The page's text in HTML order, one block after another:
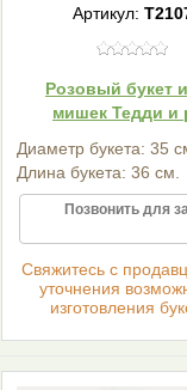
Артикул:
Розовый букет
мишек Тедди и
Диаметр букета: 35
Длина букета: 36 см.
Позвонить для
Cвяжитесь с
уточнения
изготовления